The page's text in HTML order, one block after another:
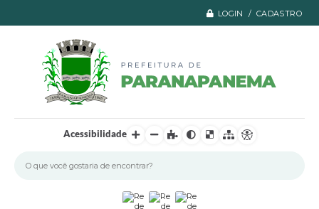
LOGIN / CADASTRO
Acessibilidade